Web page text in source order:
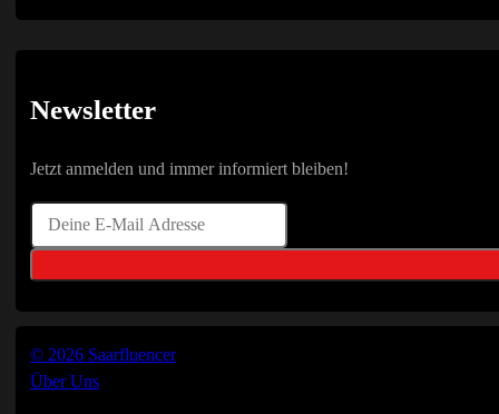
Newsletter
Jetzt anmelden und immer informiert bleiben!
© 2026 Saarfluencer
Über Uns